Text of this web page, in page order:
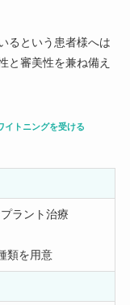
るという患者様へは
と審美性を兼ね備え
イトニングを受ける
ラント治療
類を用意